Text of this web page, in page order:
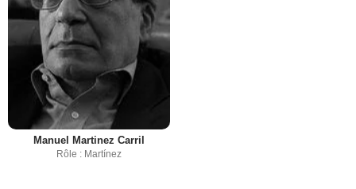
Manuel Martinez Carril
Rôle : Martínez